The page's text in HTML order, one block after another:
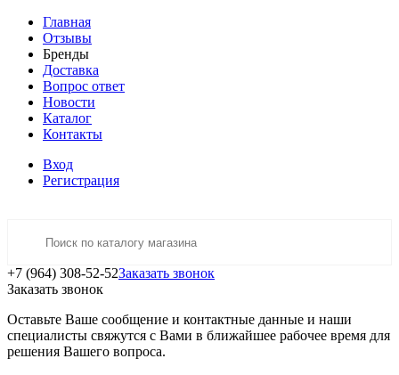
Главная
Отзывы
Бренды
Доставка
Вопрос ответ
Новости
Каталог
Контакты
Вход
Регистрация
+7 (964) 308-52-52Заказать звонок
Заказать звонок
Оставьте Ваше сообщение и контактные данные и наши
специалисты свяжутся с Вами в ближайшее рабочее время для
решения Вашего вопроса.